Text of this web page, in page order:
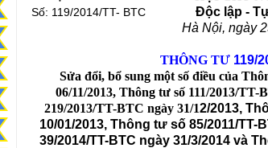
Số: 119/2014/TT- BTC
Độc lập -
Hà Nội, ngày
THÔNG TƯ 119/
Sửa đổi, bổ sung một số điều của
06/11/2013, Thông tư số 111/2013/
219/2013/TT-BTC ngày 31/12/2013,
10/01/2013, Thông tư số 85/2011/TT-
39/2014/TT-BTC ngày 31/3/2014 và